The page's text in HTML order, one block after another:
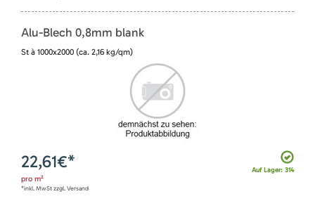
Alu-Blech 0,8mm blank
St à 1000x2000 (ca. 2,16 kg/qm)
Auf Lager: 314
22,61€*
pro m²
*inkl. MwSt zzgl. Versand